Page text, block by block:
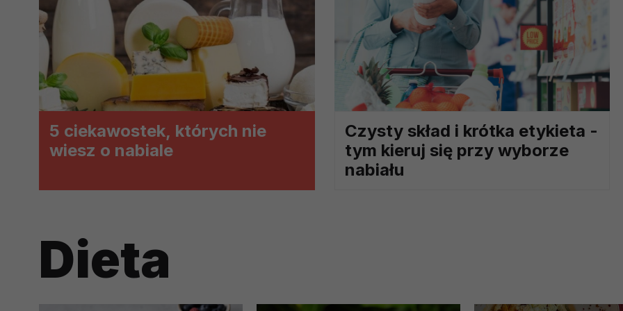
5 ciekawostek, których nie
wiesz o nabiale
Czysty skład i krótka etykieta -
tym kieruj się przy wyborze
nabiału
Dieta
prawną dla pomiarów statystycznych i marketingu własnego administratorów jest tzw.
Przetwarzanie Twoich danych w celach marketingowych podmiotów trzecich będzie odbywać się
zgody.